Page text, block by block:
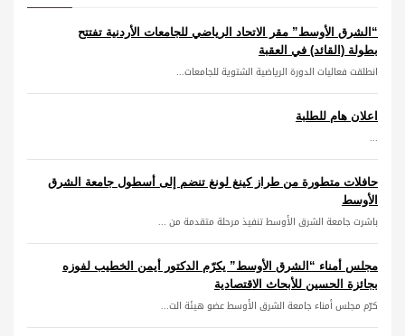
“الشرق الأوسط” مقر الاتحاد الرياضي للجامعات الأردنية تفتتح
بطولة (القائد) في العقبة
انطلقت فعاليات الدورة الرياضية الشتوية للجامعات...
اعلان هام للطلبة
...
حافلات متطورة من طراز كينغ لونغ تنضم إلى أسطول جامعة الشرق
الأوسط
باشرت جامعة الشرق الأوسط تنفيذ مرحلة متقدمة من ...
مجلس أمناء “الشرق الأوسط” يكرّم الدكتور أيمن الخطيب لفوزه
بجائزة الحسين للأبحاث الاقتصادية
كرّم مجلس أمناء جامعة الشرق الأوسط عضو هيئة الت...